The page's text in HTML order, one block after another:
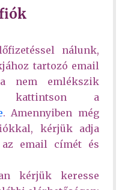
nálunk,
tartozó email
nem emlékszik
kattintson a
. Amennyiben még
kérjük adja
email címét és
kérjük keresse